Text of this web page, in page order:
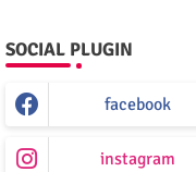
SOCIAL PLUGIN
facebook
instagram